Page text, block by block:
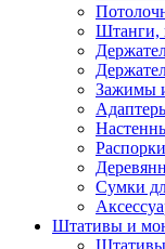
Штанги,
Зажимы
Сумки
Штативы и
Штативы